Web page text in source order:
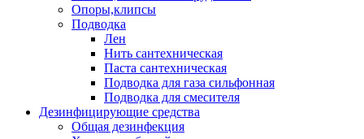
Опоры,клипсы
Подводка
Лен
Нить сантехническая
Паста сантехническая
Подводка для газа сильфонная
Подводка для смесителя
Дезинфицирующие средства
Общая дезинфекция